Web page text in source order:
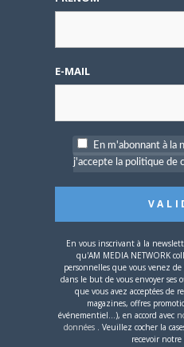
L’AnimeLand Hors-Série
– Spécial Posters est
4 AOÛT 2026 0
Une nouvelle série TV
Digimon en préparation
E-MAIL
En m'abonnant à la
j'accepte la politique de
En vous inscrivant à la
qu'AM MEDIA NETWORK
personnelles que vous venez
dans le but de vous envoyer ses
que vous avez acceptées de
magazines, offres
événementiel...), en accord avec
données . Veuillez cocher la
recevoir